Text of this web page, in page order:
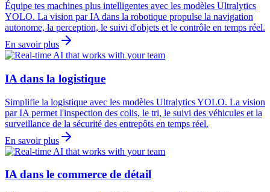
Équipe tes machines plus intelligentes avec les modèles Ultralytics
YOLO. La vision par IA dans la robotique propulse la navigation
autonome, la perception, le suivi d'objets et le contrôle en temps réel.
En savoir plus
IA dans la logistique
Simplifie la logistique avec les modèles Ultralytics YOLO. La vision
par IA permet l'inspection des colis, le tri, le suivi des véhicules et la
surveillance de la sécurité des entrepôts en temps réel.
En savoir plus
IA dans le commerce de détail